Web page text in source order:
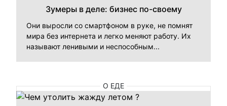
Зумеры в деле: бизнес по-своему
Они выросли со смартфоном в руке, не помнят
мира без интернета и легко меняют работу. Их
называют ленивыми и неспособным...
О ЕДЕ